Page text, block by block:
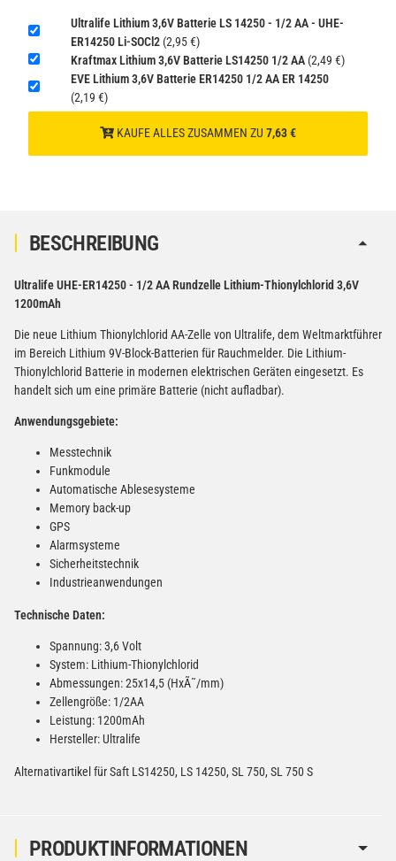
inkl. 19% USt. zzgl.Versand
(Gefahrgut UN3480 Versand
gem. SV188 ADR)
− +
Verbatim Cool'n'Go AirJet Handventilator Weiß Silber
4000mAh
22,95 €
Ultralife Lithium 3,6V Batterie LS 14250 - 1/2 AA - UHE-
ER14250 Li-SOCl2 (2,95 €)
Kraftmax Lithium 3,6V Batterie LS14250 1/2 AA (2,49 €)
EVE Lithium 3,6V Batterie ER14250 1/2 AA ER 14250
(2,19 €)
KAUFE ALLES ZUSAMMEN ZU 7,63 €
PRODUKTINFORMATIONEN
BESCHREIBUNG
Ultralife UHE-ER14250 - 1/2 AA Rundzelle Lithium-Thionylchlorid 3,6V
1200mAh
Die neue Lithium Thionylchlorid AA-Zelle von Ultralife, dem Weltmarktführer
im Bereich Lithium 9V-Block-Batterien für Rauchmelder. Die Lithium-
Thionylchlorid Batterie in modernen elektrischen Geräten eingesetzt. Es
handelt sich um eine primäre Batterie (nicht aufladbar).
Anwendungsgebiete:
Messtechnik
Funkmodule
Automatische Ablesesysteme
Memory back-up
GPS
Alarmsysteme
Sicherheitstechnik
Industrieanwendungen
Technische Daten:
Spannung: 3,6 Volt
System: Lithium-Thionylchlorid
Abmessungen: 25x14,5 (HxÃ˜/mm)
Zellengröße: 1/2AA
Leistung: 1200mAh
Hersteller: Ultralife
Alternativartikel für Saft LS14250, LS 14250, SL 750, SL 750 S